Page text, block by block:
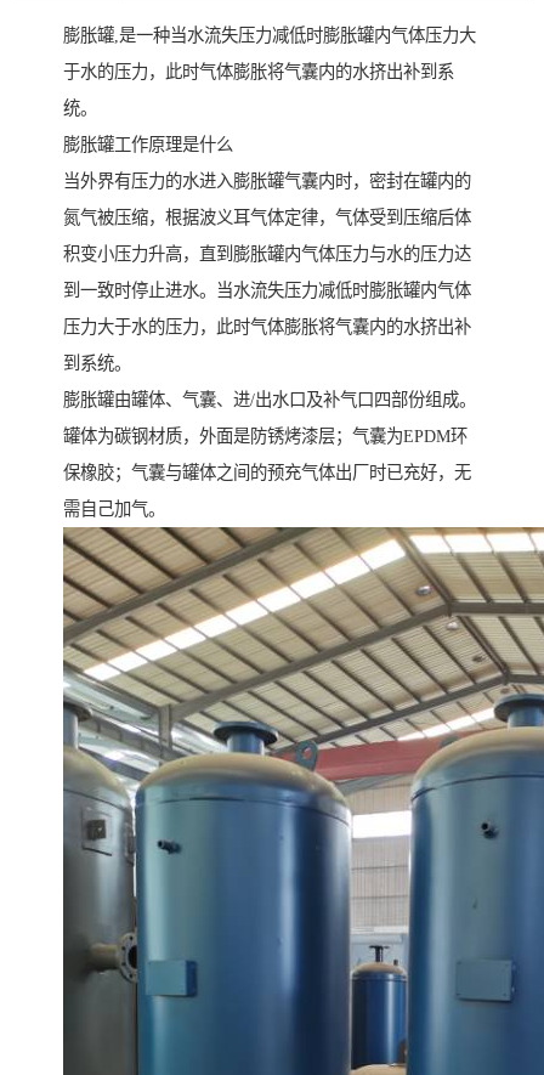
膨胀罐,是一种当水流失压力减低时膨胀罐内气体压力大
于水的压力，此时气体膨胀将气囊内的水挤出补到系
统。
膨胀罐工作原理是什么
当外界有压力的水进入膨胀罐气囊内时，密封在罐内的
氮气被压缩，根据波义耳气体定律，气体受到压缩后体
积变小压力升高，直到膨胀罐内气体压力与水的压力达
到一致时停止进水。当水流失压力减低时膨胀罐内气体
压力大于水的压力，此时气体膨胀将气囊内的水挤出补
到系统。
膨胀罐由罐体、气囊、进/出水口及补气口四部份组成。
罐体为碳钢材质，外面是防锈烤漆层；气囊为EPDM环
保橡胶；气囊与罐体之间的预充气体出厂时已充好，无
需自己加气。